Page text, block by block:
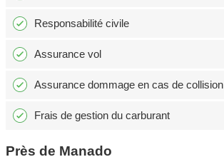
Responsabilité civile
Assurance vol
Assurance dommage en cas de collision
Frais de gestion du carburant
Près de Manado